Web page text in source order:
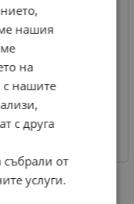
10A смарт задна
нашия
на
с нашите
с друга
събрали от
услуги.